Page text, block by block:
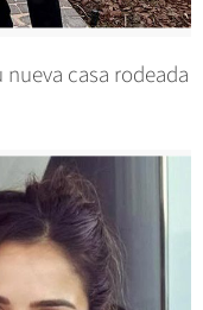
casa rodeada